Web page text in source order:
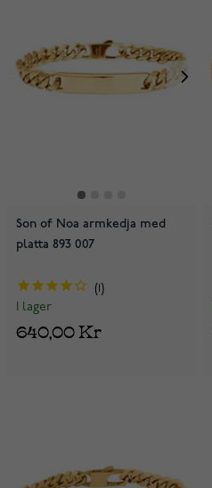
Son of Noa armkedja med
platta 893 007
I lager
640,00 Kr